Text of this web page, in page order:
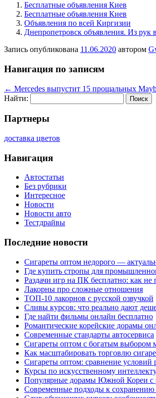
Бесплатные объявления Киев
Бесплатные объявления Киев
Объявления по всей Киргизии
Днепропетровск объявления. Из рук
Запись опубликована 11.06.2020 автором
Навигация по записям
← Mercedes выпустит 15 прощальных
Найти:
Партнеры
доставка цветов
Навигация
Автостатьи
Без рубрики
Интересное
Новости
Новости авто
Тестдрайвы
Последние новости
Сигареты оптом недорого —
Где купить стропы для
Раздачи игр на ПК бесплатно: как не
Лакорны про сложные отношения
ТОП-10 лакорнов с русской озвучкой
Сливы курсов: что реально дают
Где найти фильмы онлайн бесплатно
Романтические корейские дорамы
Современные стандарты автосервиса
Сигареты оптом с богатым выбором
Как масштабировать торговлю
Сигареты оптом: сравнение условий
Курсы по искусственному
Популярные дорамы Южной Кореи с
Современные подходы к сохранению